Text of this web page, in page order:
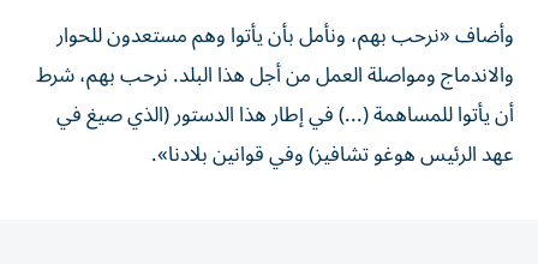
وأضاف «نرحب بهم، ونأمل بأن يأتوا وهم مستعدون للحوار
والاندماج ومواصلة العمل من أجل هذا البلد. نرحب بهم، شرط
أن يأتوا للمساهمة (...) في إطار هذا الدستور (الذي صيغ في
عهد الرئيس هوغو تشافيز) وفي قوانين بلادنا».